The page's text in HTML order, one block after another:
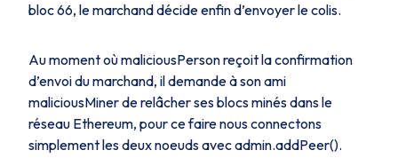
bloc 66, le marchand décide enfin d’envoyer le colis.
Au moment oùmaliciousPersonreçoit la confirmation
d’envoi du marchand, il demande à son ami
maliciousMinerde relâcher ses blocs minés dans le
réseau Ethereum, pour ce faire nous connectons
simplement les deux noeuds avec admin.addPeer().